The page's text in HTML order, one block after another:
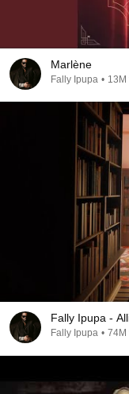
Marlène
Fally Ipupa • 13M
Fally Ipupa -
Fally Ipupa • 74M